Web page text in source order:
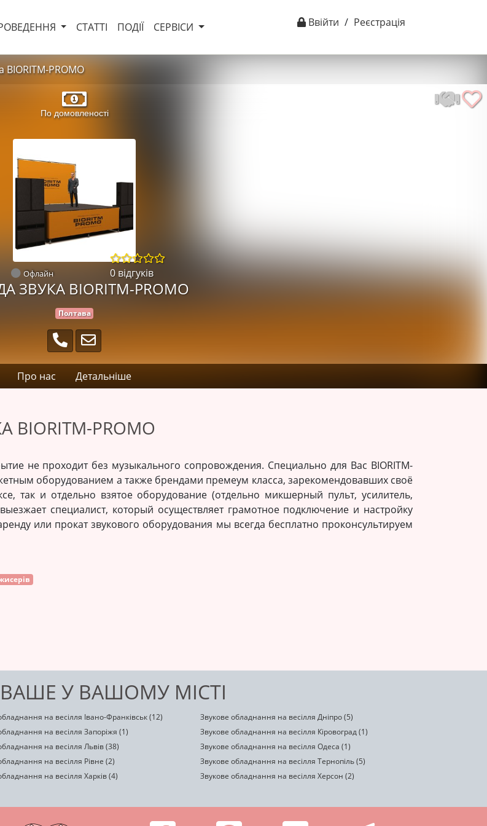
СТАТТІ ПОДІЇ СЕРВІСИ Ввійти / Реєстрація
BIORITM-PROMO
По домовленості
Офлайн 0 відгуків
ЗВУКА BIORITM-PROMO
Полтава
Про нас Детальніше
PROMO
не проходит без музыкального сопровождения. Специально для Вас BIORITM-
оборудованием а также брендами премеум класса, зарекомендовавших своё
так и отдельно взятое оборудование (отдельно микшерный пульт, усилитель,
специалист, который осуществляет грамотное подключение и настройку
или прокат звукового оборудования мы всегда бесплатно проконсультируем
У ВАШОМУ МІСТІ
на весілля Івано-Франківськ (12)
Звукове обладнання на весілля Дніпро (5)
на весілля Запоріжя (1)
Звукове обладнання на весілля Кіровоград (1)
на весілля Львів (38)
Звукове обладнання на весілля Одеса (1)
на весілля Рівне (2)
Звукове обладнання на весілля Тернопіль (5)
на весілля Харків (4)
Звукове обладнання на весілля Херсон (2)